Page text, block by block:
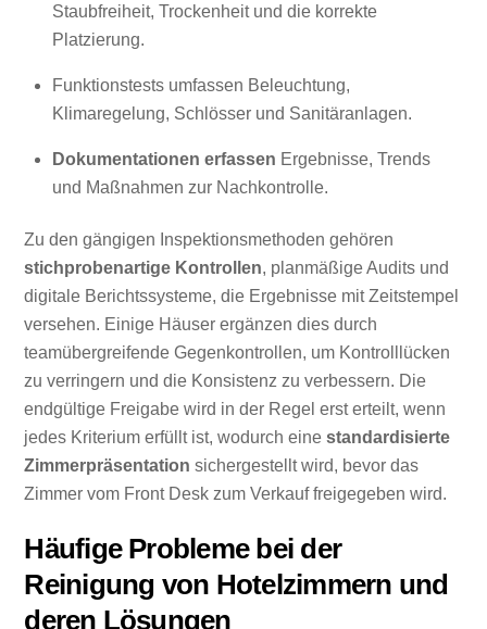
Staubfreiheit, Trockenheit und die korrekte
Platzierung.
Funktionstests umfassen Beleuchtung,
Klimaregelung, Schlösser und Sanitäranlagen.
Dokumentationen erfassen Ergebnisse, Trends
und Maßnahmen zur Nachkontrolle.
Zu den gängigen Inspektionsmethoden gehören
stichprobenartige Kontrollen, planmäßige Audits und
digitale Berichtssysteme, die Ergebnisse mit Zeitstempel
versehen. Einige Häuser ergänzen dies durch
teamübergreifende Gegenkontrollen, um Kontrolllücken
zu verringern und die Konsistenz zu verbessern. Die
endgültige Freigabe wird in der Regel erst erteilt, wenn
jedes Kriterium erfüllt ist, wodurch einestandardisierte
Zimmerpräsentation sichergestellt wird, bevor das
Zimmer vom Front Desk zum Verkauf freigegeben wird.
Häufige Probleme bei der
Reinigung von Hotelzimmern und
deren Lösungen